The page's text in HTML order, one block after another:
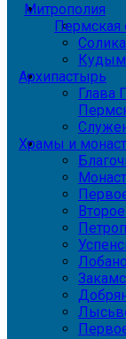
Митрополия
Пермская
Архипастырь
Глава
Храмы и